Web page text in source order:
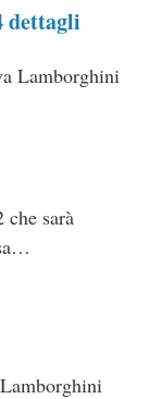
dettagli
Lamborghini
sarà